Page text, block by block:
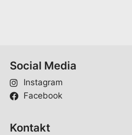
Social Media
Instagram
Facebook
Kontakt